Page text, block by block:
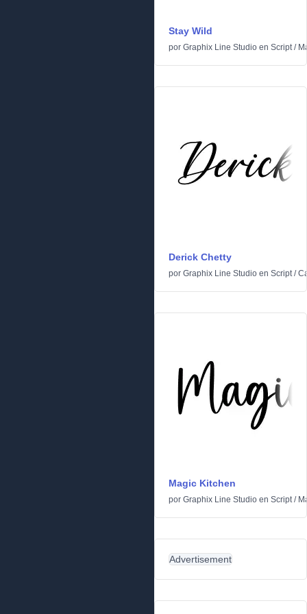
Stay Wild
por Graphix Line Studio en Script/
Derick Chetty
por Graphix Line Studio en Script/
Magic Kitchen
por Graphix Line Studio en Script/
Advertisement